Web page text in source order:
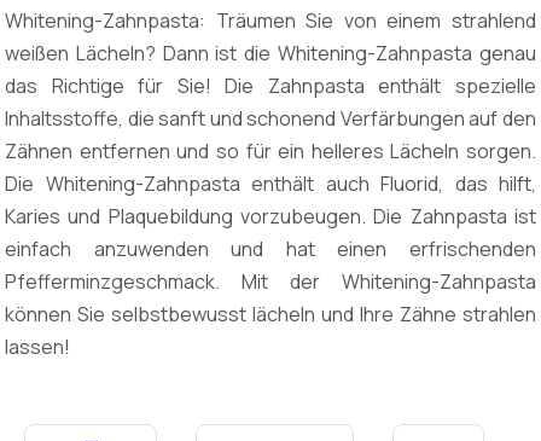
Whitening-Zahnpasta: Träumen Sie von einem strahlend
weißen Lächeln? Dann ist die Whitening-Zahnpasta genau
das Richtige für Sie! Die Zahnpasta enthält spezielle
Inhaltsstoffe, die sanft und schonend Verfärbungen auf den
Zähnen entfernen und so für ein helleres Lächeln sorgen.
Die Whitening-Zahnpasta enthält auch Fluorid, das hilft,
Karies und Plaquebildung vorzubeugen. Die Zahnpasta ist
einfach anzuwenden und hat einen erfrischenden
Pfefferminzgeschmack. Mit der Whitening-Zahnpasta
können Sie selbstbewusst lächeln und Ihre Zähne strahlen
lassen!